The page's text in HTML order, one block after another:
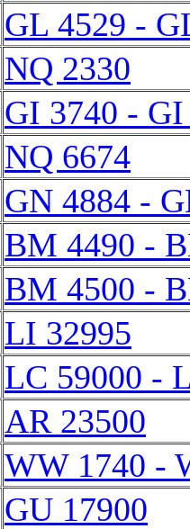
GL 4529 -
NQ 2330
GI 3740 - GI
NQ 6674
GN 4884 -
BM 4490 -
BM 4500 -
LI 32995
LC 59000 -
AR 23500
WW 1740 -
GU 17900